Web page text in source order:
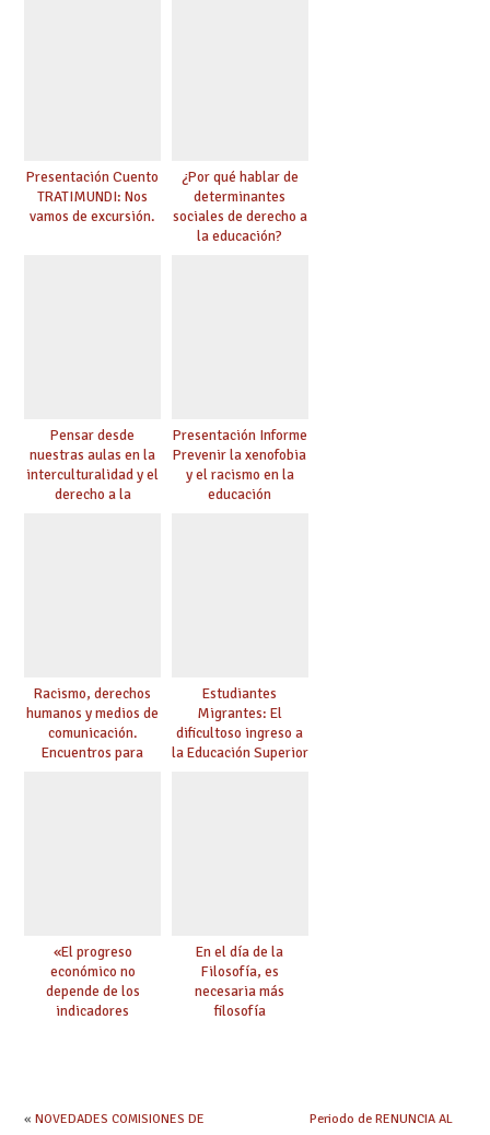
Presentación Cuento
TRATIMUNDI: Nos
vamos de excursión.
¿Por qué hablar de
determinantes
sociales de derecho a
la educación?
Pensar desde
nuestras aulas en la
interculturalidad y el
derecho a la
Presentación Informe
Prevenir la xenofobia
y el racismo en la
educación
Racismo, derechos
humanos y medios de
comunicación.
Encuentros para
Estudiantes
Migrantes: El
dificultoso ingreso a
la Educación Superior
«El progreso
económico no
depende de los
indicadores
En el día de la
Filosofía, es
necesaria más
filosofía
« NOVEDADES COMISIONES DE
Periodo de RENUNCIA AL